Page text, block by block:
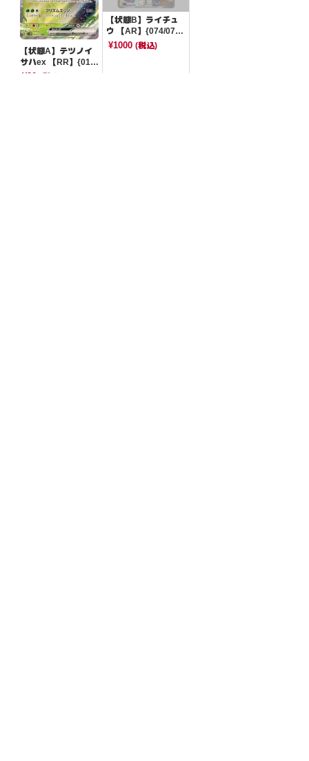
【状態A】テツノイ
サハex 【RR】{016/
071}[SV5M]
¥80 (税込)
【状態B】ライチュ
ウ 【AR】{074/071}
[SV2D]
¥1000(税込)